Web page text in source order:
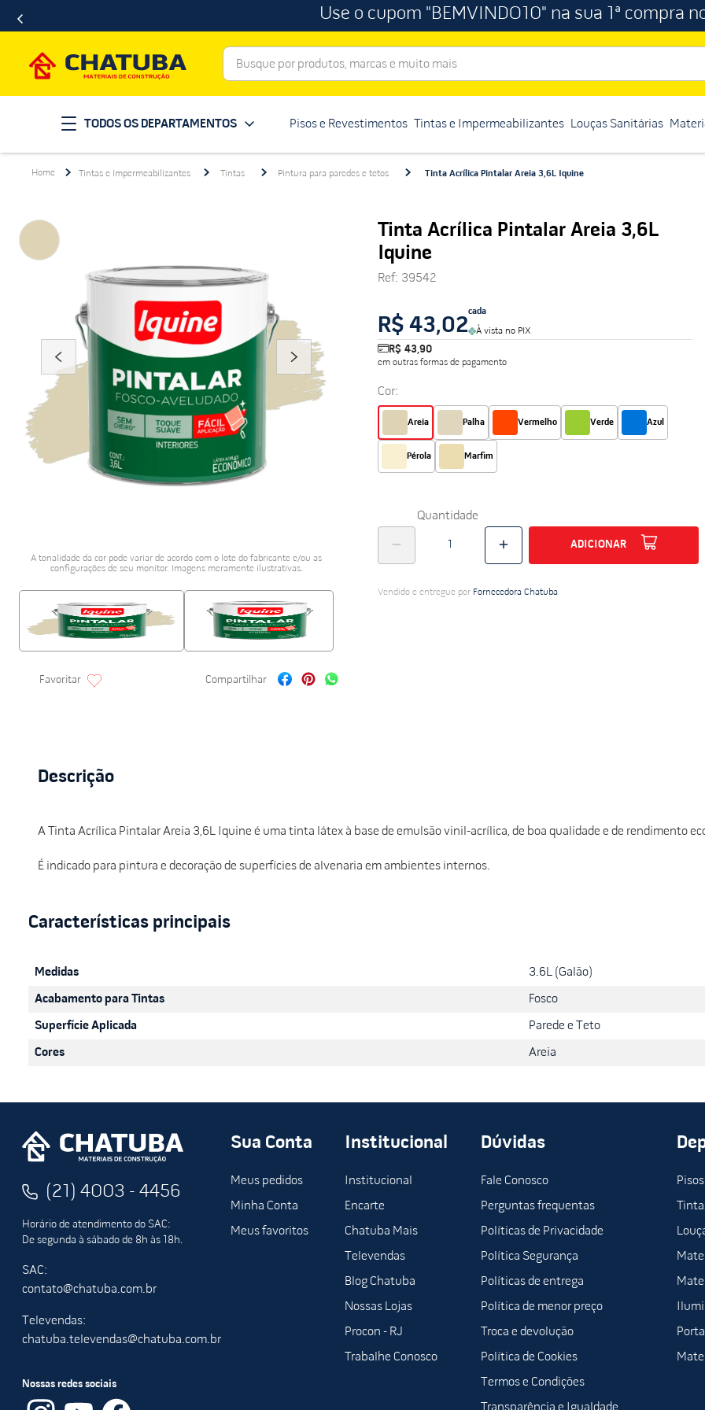
Use o cupom "BEMVINDO10" na sua 1ª compra
Busque por produtos, marcas e muito mais
TODOS OS DEPARTAMENTOS Pisos e Revestimentos Tintas e Impermeabilizantes Louças Sanitárias
Tintas e Impermeabilizantes Tintas Pintura para paredes e tetos Tinta Acrílica Pintalar Areia 3,6L Iquine
A tonalidade da cor pode variar de acordo com o lote do fabricante e/ou as
configurações de seu monitor. Imagens meramente ilustrativas.
Tinta Acrílica Pintalar Areia 3,6L
Iquine
Ref: 39542
R$ 43,02
cada
À vista no PIX
R$ 43,90
em outras formas de pagamento
Cor:
Areia Palha Vermelho Verde Azul
Pérola Marfim
Quantidade
ADICIONAR
Vendido e entregue por Fornecedora Chatuba
Descrição
A Tinta Acrílica Pintalar Areia 3,6L Iquine é uma tinta látex à base de emulsão vinil-acrílica, de boa qualidade e de rendimento
É indicado para pintura e decoração de superfícies de alvenaria em ambientes internos.
Medidas 3.6L (Galão)
Acabamento para Tintas Fosco
Superfície Aplicada Parede e Teto
Cores Areia
(21) 4003 - 4456
Horário de atendimento do SAC:
De segunda à sábado de 8h às 18h.
SAC:
contato@chatuba.com.br
Televendas:
chatuba.televendas@chatuba.com.br
Nossas redes sociais
Sua Conta
Meus pedidos
Minha Conta
Meus favoritos
Institucional
Institucional
Encarte
Chatuba Mais
Televendas
Blog Chatuba
Nossas Lojas
Procon - RJ
Trabalhe Conosco
Dúvidas
Fale Conosco
Perguntas frequentas
Políticas de Privacidade
Política Segurança
Políticas de entrega
Política de menor preço
Troca e devolução
Política de Cookies
Termos e Condições
1º porcelanato
2º telha
revestimento
6
vaso sanitário
9º telhas
10º porcelanato acetinado